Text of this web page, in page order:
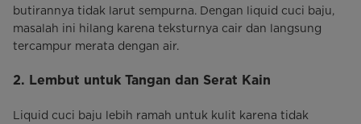
butirannya tidak larut sempurna. Dengan liquid cuci baju,
masalah ini hilang karena teksturnya cair dan langsung
tercampur merata dengan air.
2. Lembut untuk Tangan dan Serat Kain
Liquid cuci baju lebih ramah untuk kulit karena tidak